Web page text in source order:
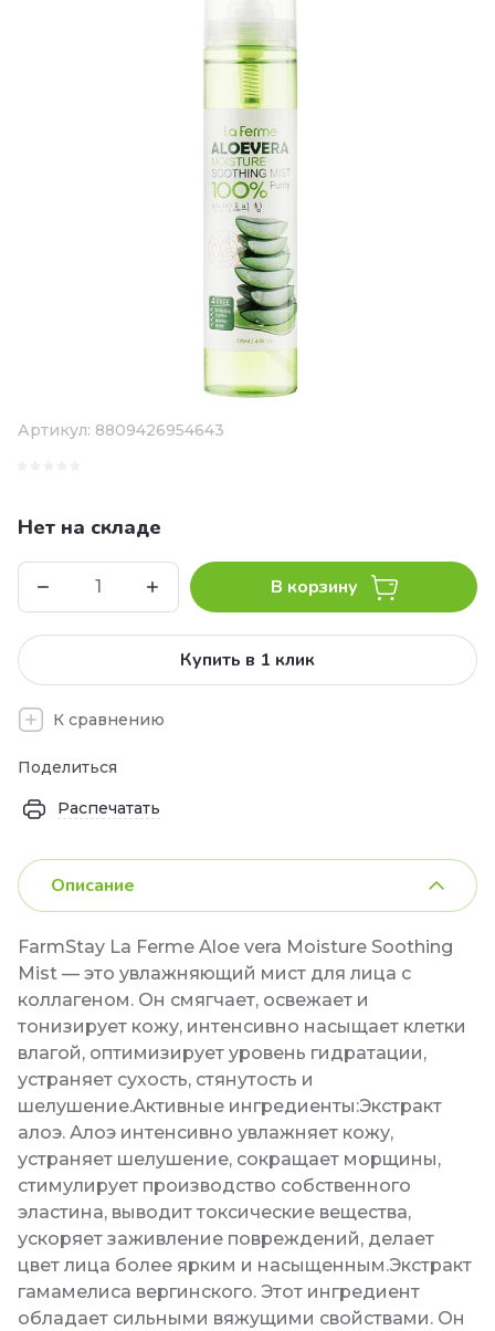
Артикул: 8809426954643
Нет на складе
В корзину
Купить в 1 клик
К сравнению
Поделиться
Распечатать
Описание
FarmStay La Ferme Aloe vera Moisture Soothing
Mist — это увлажняющий мист для лица с
коллагеном. Он смягчает, освежает и
тонизирует кожу, интенсивно насыщает клетки
влагой, оптимизирует уровень гидратации,
устраняет сухость, стянутость и
шелушение.Активные ингредиенты:Экстракт
алоэ. Алоэ интенсивно увлажняет кожу,
устраняет шелушение, сокращает морщины,
стимулирует производство собственного
эластина, выводит токсические вещества,
ускоряет заживление повреждений, делает
цвет лица более ярким и насыщенным.Экстракт
гамамелиса вергинского. Этот ингредиент
обладает сильными вяжущими свойствами. Он